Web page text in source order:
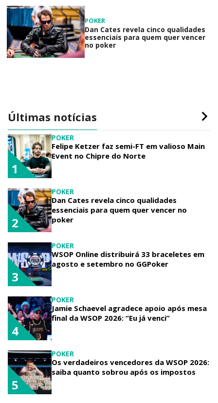
POKER
Dan Cates revela cinco qualidades
essenciais para quem quer vencer
no poker
Últimas notícias
POKER
Felipe Ketzer faz semi-FT em valioso Main
Event no Chipre do Norte
1
POKER
Dan Cates revela cinco qualidades
essenciais para quem quer vencer no
poker
2
POKER
WSOP Online distribuirá 33 braceletes em
agosto e setembro no GGPoker
3
POKER
Jamie Schaevel agradece apoio após mesa
final da WSOP 2026: “Eu já venci”
4
POKER
Os verdadeiros vencedores da WSOP 2026:
saiba quanto sobrou após os impostos
5